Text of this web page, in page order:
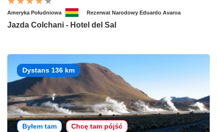
Ameryka Południowa Rezerwat Narodowy Eduardo Avaroa
Jazda Colchani - Hotel del Sal
Dystans 136 km
Byłem tam Chcę tam pójść